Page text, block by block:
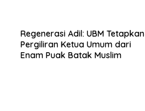
Regenerasi Adil: UBM Tetapkan
Pergiliran Ketua Umum dari
Enam Puak Batak Muslim